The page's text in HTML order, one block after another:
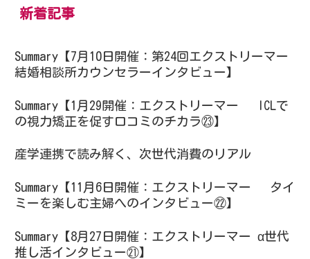
新着記事
Summary【7月10日開催：第24回エクストリーマー
結婚相談所カウンセラーインタビュー】
Summary【1月29開催：エクストリーマー ICLで
の視力矯正を促す口コミのチカラ㉓】
産学連携で読み解く、次世代消費のリアル
Summary【11月6日開催：エクストリーマー タイ
ミーを楽しむ主婦へのインタビュー㉒】
Summary【8月27日開催：エクストリーマー α世代
推し活インタビュー㉑】